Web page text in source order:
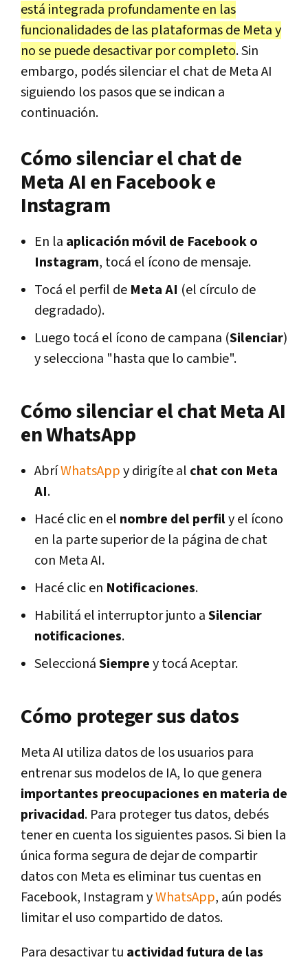
está integrada profundamente en las
funcionalidades de las plataformas de Meta y
no se puede desactivar por completo. Sin
embargo, podés silenciar el chat de Meta AI
siguiendo los pasos que se indican a
continuación.
Cómo silenciar el chat de
Meta AI en Facebook e
Instagram
En la aplicación móvil de Facebook o
Instagram, tocá el ícono de mensaje.
Tocá el perfil de Meta AI (el círculo de
degradado).
Luego tocá el ícono de campana (Silenciar)
y selecciona "hasta que lo cambie".
Cómo silenciar el chat Meta AI
en WhatsApp
AbríWhatsAppy dirigíte al chat con Meta
AI.
Hacé clic en el nombre del perfily el ícono
en la parte superior de la página de chat
con Meta AI.
Hacé clic en Notificaciones.
Habilitá el interruptor junto aSilenciar
notificaciones.
SeleccionáSiemprey tocá Aceptar.
Cómo proteger sus datos
Meta AI utiliza datos de los usuarios para
entrenar sus modelos de IA, lo que genera
importantes preocupaciones en materia de
privacidad. Para proteger tus datos, debés
tener en cuenta los siguientes pasos. Si bien la
única forma segura de dejar de compartir
datos con Meta es eliminar tus cuentas en
Facebook, Instagram yWhatsApp, aún podés
limitar el uso compartido de datos.
Para desactivar tu actividad futura de las